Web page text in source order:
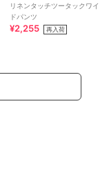
リネンタッチツータックワイ
ドパンツ
¥2,255 再入荷